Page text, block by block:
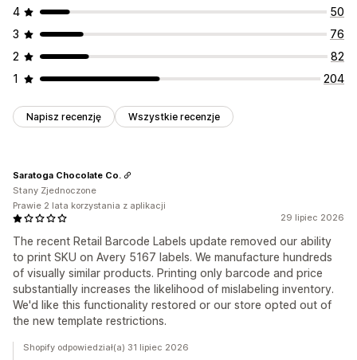
4
50
3
76
2
82
1
204
Napisz recenzję Wszystkie recenzje
29 lipiec 2026
The recent Retail Barcode Labels update removed our ability
to print SKU on Avery 5167 labels. We manufacture hundreds
of visually similar products. Printing only barcode and price
substantially increases the likelihood of mislabeling inventory.
We'd like this functionality restored or our store opted out of
the new template restrictions.
Saratoga Chocolate Co.
Stany Zjednoczone
Prawie 2 lata korzystania z aplikacji
Shopify odpowiedział(a) 31 lipiec 2026